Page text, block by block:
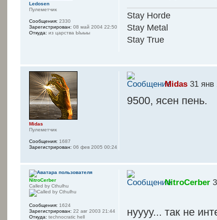
Stay Horde
Stay Metal
Stay True
Ledosen
Пулеметчик
Сообщения: 2330
Зарегистрирован: 08 май 2004 22:50
Откуда: из царства Ыыыы
Midas 31 янв
9500, ясен пень.
Midas
Пулеметчик
Сообщения: 1687
Зарегистрирован: 06 фев 2005 00:24
NitroCerber
нуууу... так не
NitroCerber
Called by Cthulhu
Сообщения: 1624
Зарегистрирован: 22 авг 2003 21:44
Откуда: technocratic hell